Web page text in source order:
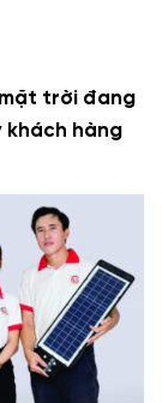
trời đang
khách hàng